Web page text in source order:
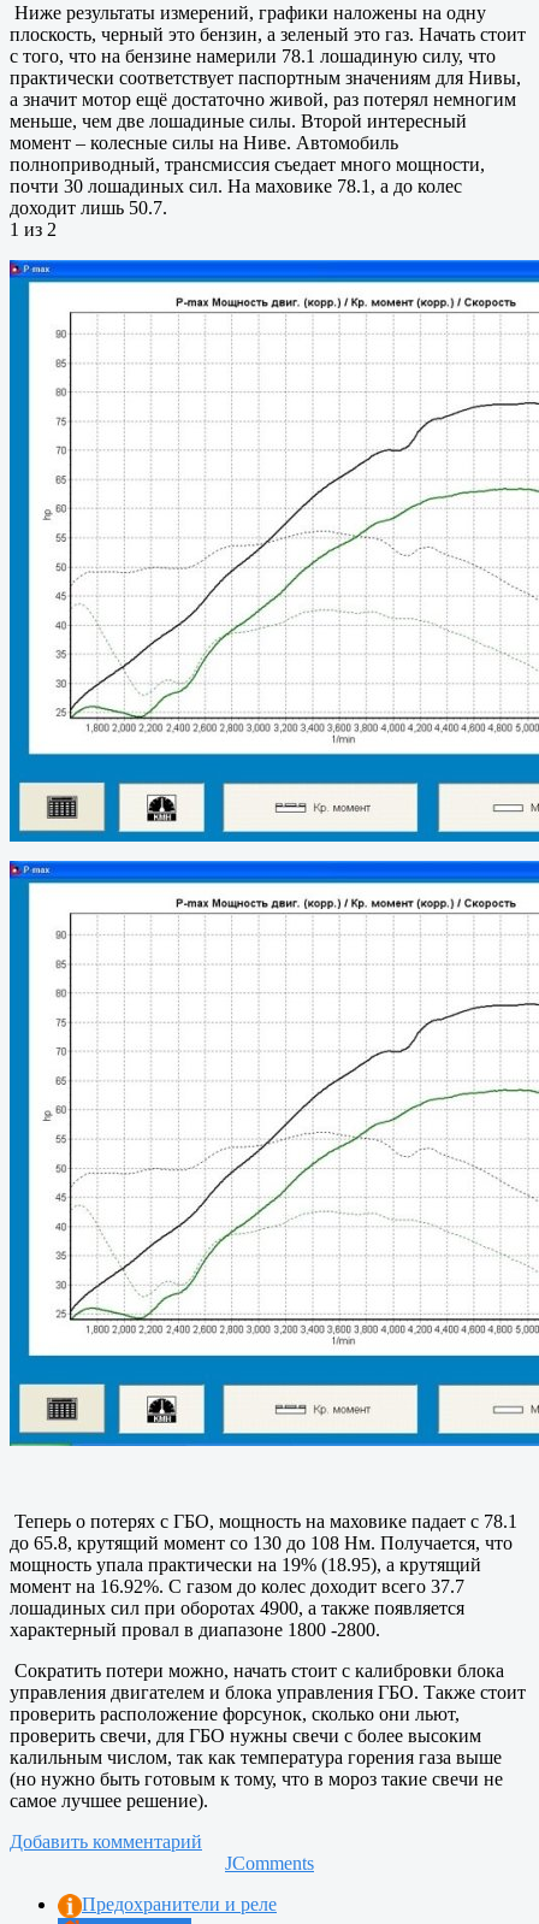
Ниже результаты измерений, графики наложены на одну
плоскость, черный это бензин, а зеленый это газ. Начать стоит
с того, что на бензине намерили 78.1 лошадиную силу, что
практически соответствует паспортным значениям для Нивы,
а значит мотор ещё достаточно живой, раз потерял немногим
меньше, чем две лошадиные силы. Второй интересный
момент – колесные силы на Ниве. Автомобиль
полноприводный, трансмиссия съедает много мощности,
почти 30 лошадиных сил. На маховике 78.1, а до колес
доходит лишь 50.7.
1 из 2
Теперь о потерях с ГБО, мощность на маховике падает с 78.1
до 65.8, крутящий момент со 130 до 108 Нм. Получается, что
мощность упала практически на 19% (18.95), а крутящий
момент на 16.92%. С газом до колес доходит всего 37.7
лошадиных сил при оборотах 4900, а также появляется
характерный провал в диапазоне 1800 -2800.
Сократить потери можно, начать стоит с калибровки блока
управления двигателем и блока управления ГБО. Также стоит
проверить расположение форсунок, сколько они льют,
проверить свечи, для ГБО нужны свечи с более высоким
калильным числом, так как температура горения газа выше
(но нужно быть готовым к тому, что в мороз такие свечи не
самое лучшее решение).
Добавить комментарий
JComments
Предохранители и реле